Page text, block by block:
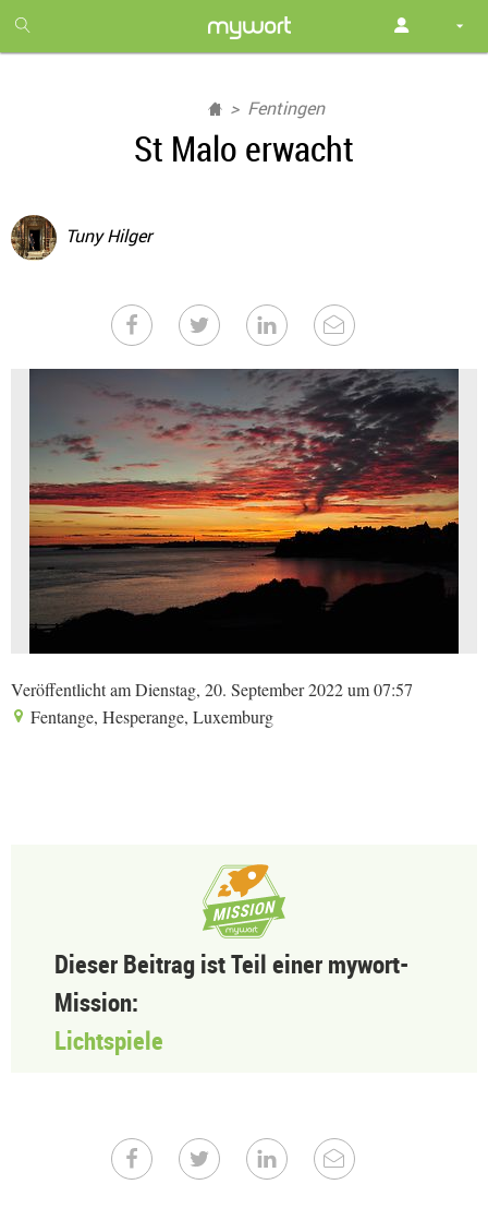
month
free
Fentingen
St Malo erwacht
Tuny Hilger
Veröffentlicht am Dienstag, 20. September 2022 um 07:57
Fentange, Hesperange, Luxemburg
Dieser Beitrag ist Teil einer mywort-
Mission:
Lichtspiele